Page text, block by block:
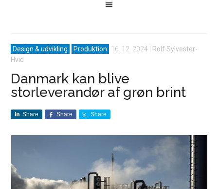
Design & udvikling Produktion 16. 12. 2024
Rolf Sylvester-
Hvid
Danmark kan blive
storleverandør af grøn brint
Share Share Share